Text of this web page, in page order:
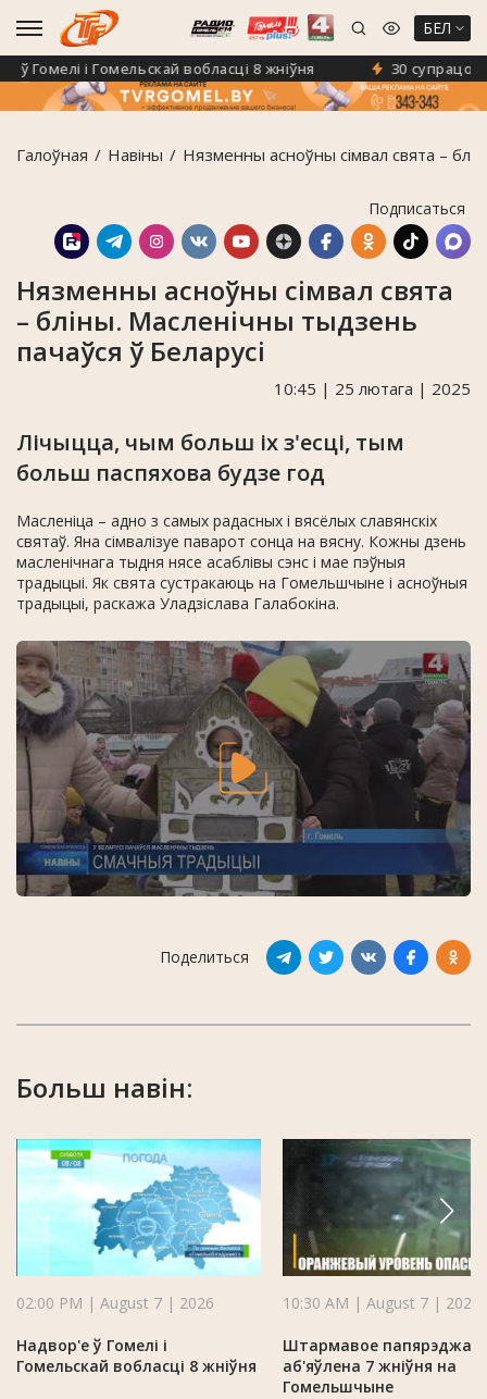
БЕЛ
і Гомельскай вобласці 8 жніўня 30
Галоўная Навiны Нязменны асноўны сімвал свята –
Подписаться
Нязменны асноўны сімвал свята
– бліны. Масленічны тыдзень
пачаўся ў Беларусі
10:45 | 25 лютага | 2025
Лічыцца, чым больш іх з'есці, тым
больш паспяхова будзе год
Масленіца – адно з самых радасных і вясёлых славянскіх
святаў. Яна сімвалізуе паварот сонца на вясну. Кожны дзень
масленічнага тыдня нясе асаблівы сэнс і мае пэўныя
традыцыі. Як свята сустракаюць на Гомельшчыне і асноўныя
традыцыі, раскажа Уладзіслава Галабокіна.
Поделиться
Больш навін:
02:00 PM | August 7 | 2026
Надвор'е ў Гомелі і
Гомельскай вобласці 8 жніўня
10:30 AM | August 7 | 2026
Штармавое
аб'яўлена 7 жніўня на
Гомельшчыне